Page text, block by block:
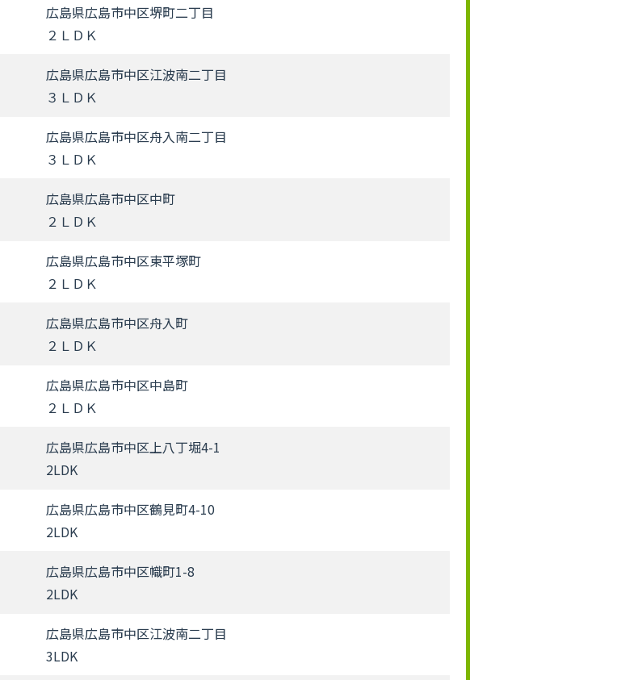
広島県広島市中区堺町二丁目
２ＬＤＫ
広島県広島市中区江波南二丁目
３ＬＤＫ
広島県広島市中区舟入南二丁目
３ＬＤＫ
広島県広島市中区中町
２ＬＤＫ
広島県広島市中区東平塚町
２ＬＤＫ
広島県広島市中区舟入町
２ＬＤＫ
広島県広島市中区中島町
２ＬＤＫ
広島県広島市中区上八丁堀4-1
2LDK
広島県広島市中区鶴見町4-10
2LDK
広島県広島市中区幟町1-8
2LDK
広島県広島市中区江波南二丁目
3LDK